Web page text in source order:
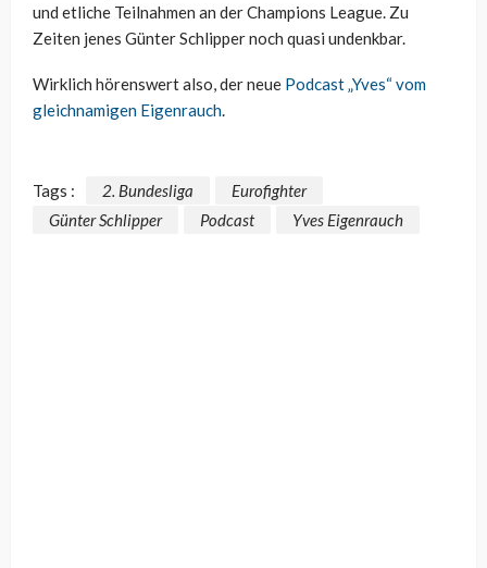
und etliche Teilnahmen an der Champions League. Zu
Zeiten jenes Günter Schlipper noch quasi undenkbar.
Wirklich hörenswert also, der neue Podcast „Yves“ vom
gleichnamigen Eigenrauch.
Tags : 2. Bundesliga
Eurofighter
Günter Schlipper
Podcast Yves Eigenrauch